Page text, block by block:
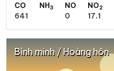
CO
641
NH3
NO
0
NO2
17.1
Bình minh / Hoàng hôn